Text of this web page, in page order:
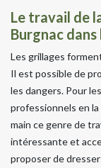
Le travail de
Burgnac
Les grillages
Il est possible de
les dangers. Pour
professionnels en
main ce genre de
intéressante et
proposer de